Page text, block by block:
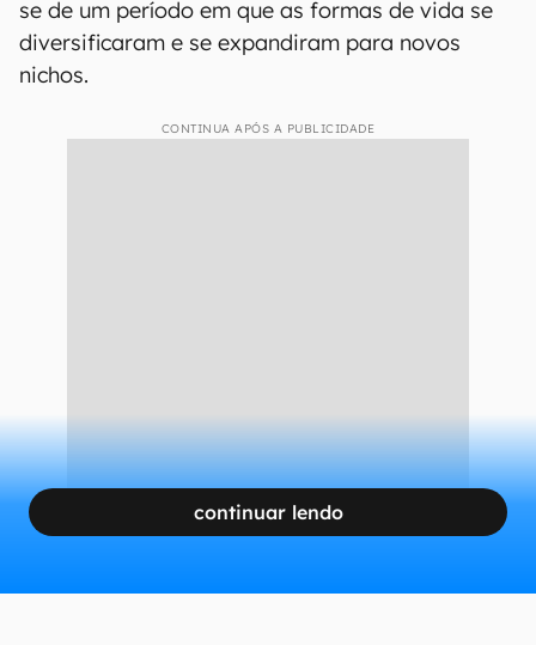
se de um período em que as formas de vida se
diversificaram e se expandiram para novos
nichos.
CONTINUA APÓS A PUBLICIDADE
continuar lendo